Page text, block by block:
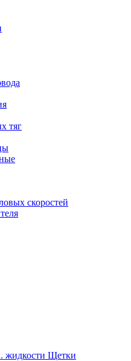
тяг
скоростей
жидкости Щетки